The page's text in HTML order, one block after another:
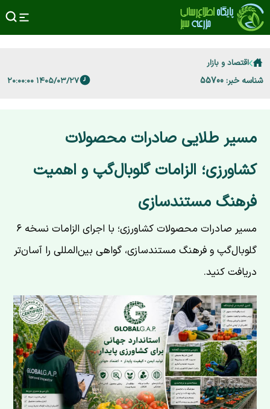
اقتصاد و بازار
شناسه خبر: 55700 ۱۴۰۵/۰۳/۲۷ ۲۰:۰۰:۰۰
مسیر طلایی صادرات محصولات
کشاورزی؛ الزامات گلوبال‌گپ و اهمیت
فرهنگ مستندسازی
مسیر صادرات محصولات کشاورزی؛ با اجرای الزامات نسخه ۶
گلوبال‌گپ و فرهنگ مستندسازی، گواهی بین‌المللی را آسان‌تر
دریافت کنید.